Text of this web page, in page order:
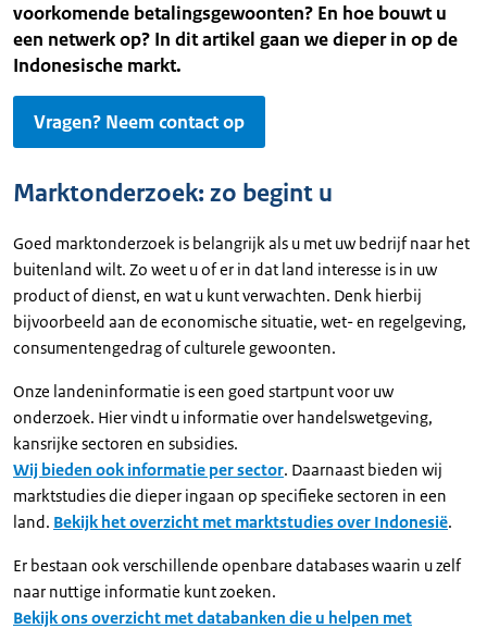
voorkomende betalingsgewoonten? En hoe bouwt u
een netwerk op? In dit artikel gaan we dieper in op de
Indonesische markt.
Vragen? Neem contact op
Marktonderzoek: zo begint u
Goed marktonderzoek is belangrijk als u met uw bedrijf naar het
buitenland wilt. Zo weet u of er in dat land interesse is in uw
product of dienst, en wat u kunt verwachten. Denk hierbij
bijvoorbeeld aan de economische situatie, wet- en regelgeving,
consumentengedrag of culturele gewoonten.
Onze landeninformatie is een goed startpunt voor uw
onderzoek. Hier vindt u informatie over handelswetgeving,
kansrijke sectoren en subsidies.
Wij bieden ook informatie per sector. Daarnaast bieden wij
marktstudies die dieper ingaan op specifieke sectoren in een
land. Bekijk het overzicht met marktstudies over Indonesië.
Er bestaan ook verschillende openbare databases waarin u zelf
naar nuttige informatie kunt zoeken.
Bekijk ons overzicht met databanken die u helpen met